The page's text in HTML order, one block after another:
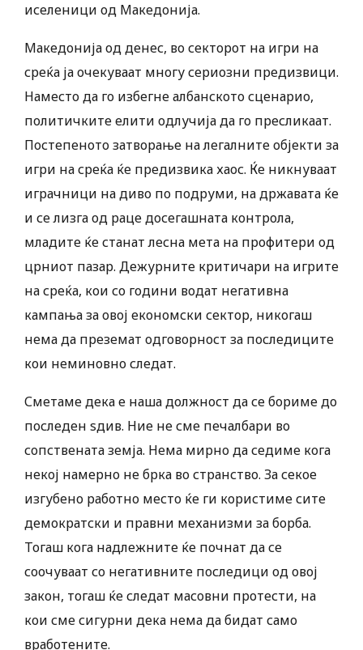
иселеници од Македонија.
Македонија од денес, во секторот на игри на
среќа ја очекуваат многу сериозни предизвици.
Наместо да го избегне албанското сценарио,
политичките елити одлучија да го пресликаат.
Постепеното затворање на легалните објекти за
игри на среќа ќе предизвика хаос. Ќе никнуваат
играчници на диво по подруми, на државата ќе
и се лизга од раце досегашната контрола,
младите ќе станат лесна мета на профитери од
црниот пазар. Дежурните критичари на игрите
на среќа, кои со години водат негативна
кампања за овој економски сектор, никогаш
нема да преземат одговорност за последиците
кои неминовно следат.
Сметаме дека е наша должност да се бориме до
последен sдив. Ние не сме печалбари во
сопствената земја. Нема мирно да седиме кога
некој намерно не брка во странство. За секое
изгубено работно место ќе ги користиме сите
демократски и правни механизми за борба.
Тогаш кога надлежните ќе почнат да се
соочуваат со негативните последици од овој
закон, тогаш ќе следат масовни протести, на
кои сме сигурни дека нема да бидат само
вработените.